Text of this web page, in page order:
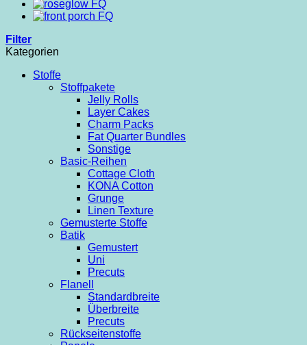
Filter
Kategorien
Stoffe
Stoffpakete
Jelly Rolls
Layer Cakes
Charm Packs
Fat Quarter Bundles
Sonstige
Basic-Reihen
Cottage Cloth
KONA Cotton
Grunge
Linen Texture
Gemusterte Stoffe
Batik
Gemustert
Uni
Precuts
Flanell
Standardbreite
Überbreite
Precuts
Rückseitenstoffe